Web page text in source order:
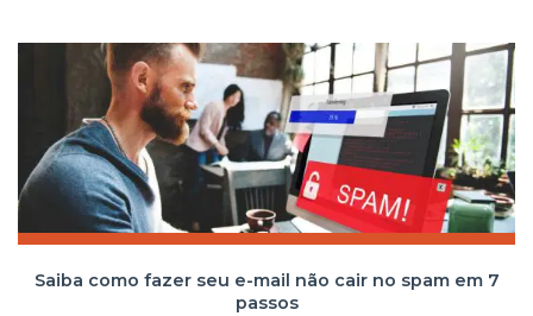
Saiba como fazer seu e-mail não cair no spam em 7
passos